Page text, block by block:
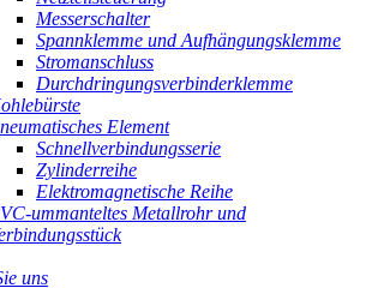
Messerschalter
Spannklemme und Aufhängungsklemme
Stromanschluss
Durchdringungsverbinderklemme
Element
Schnellverbindungsserie
Zylinderreihe
Elektromagnetische Reihe
ummanteltes Metallrohr und
uns